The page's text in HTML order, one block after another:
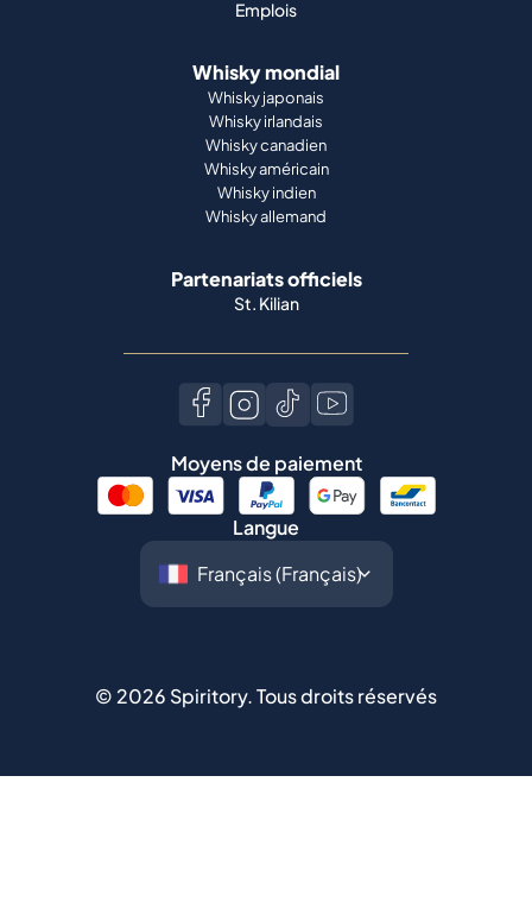
Emplois
Whisky mondial
Whisky japonais
Whisky irlandais
Whisky canadien
Whisky américain
Whisky indien
Whisky allemand
Partenariats officiels
St. Kilian
Moyens de paiement
Langue
© 2026 Spiritory.Tous droits réservés